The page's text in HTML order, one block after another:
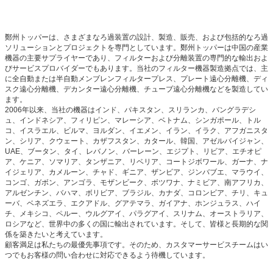
鄭州トッパーは、さまざまなろ過装置の設計、製造、販売、および包括的なろ過
ソリューションとプロジェクトを専門としています。鄭州トッパーは中国の産業
機器の主要サプライヤーであり、フィルターおよび分離装置の専門的な輸出およ
びサービスプロバイダーでもあります。当社のフィルター機器製造拠点では、主
に全自動または半自動メンブレンフィルタープレス、プレート遠心分離機、ディ
スク遠心分離機、デカンター遠心分離機、チューブ遠心分離機などを製造してい
ます。
2006年以来、当社の機器はインド、パキスタン、スリランカ、バングラデシ
ュ、インドネシア、フィリピン、マレーシア、ベトナム、シンガポール、トル
コ、イスラエル、ビルマ、ヨルダン、イエメン、イラン、イラク、アフガニスタ
ン、シリア、クウェート、カザフスタン、カタール、韓国、アゼルバイジャン、
UAE、ブータン、タイ、レバノン、バーレーン、エジプト、リビア、エチオピ
ア、ケニア、ソマリア、タンザニア、リベリア、コートジボワール、ガーナ、ナ
イジェリア、カメルーン、チャド、ギニア、ザンビア、ジンバブエ、マラウイ、
コンゴ、ガボン、アンゴラ、モザンビーク、ボツワナ、ナミビア、南アフリカ、
アルゼンチン、バハマ、ボリビア、ブラジル、カナダ、コロンビア、チリ、キュ
ーバ、ベネズエラ、エクアドル、グアテマラ、ガイアナ、ホンジュラス、ハイ
チ、メキシコ、ペルー、ウルグアイ、パラグアイ、スリナム、オーストラリア、
ロシアなど、世界中の多くの国に輸出されています。そして、皆様と長期的な関
係を築きたいと考えています。
顧客満足は私たちの最優先事項です。そのため、カスタマーサービスチームはい
つでもお客様の問い合わせに対応できるよう待機しています。